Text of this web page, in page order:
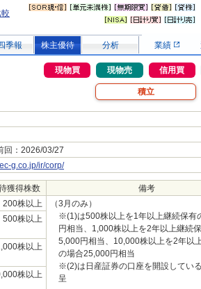
季報 株主優待 分析 業績
現物買 現物売 信用買
積立
回：2026/03/27
g.co.jp/ir/corp/
獲得株数 備考
200株以上
（3月のみ）
※(1)は500株以上を1年以上継続保有
円相当、1,000株以上を2年以上継続
5,000円相当、10,000株以上を2年以
の場合25,000円相当
※(2)は日産証券の口座を開設してい
呈
500株以上
株以上
株以上